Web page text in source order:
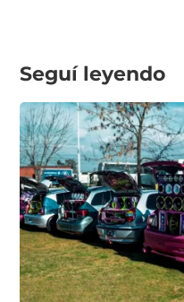
Seguí leyendo